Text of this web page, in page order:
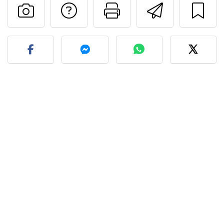
Imprimer
Poser une
Publier votre photo de